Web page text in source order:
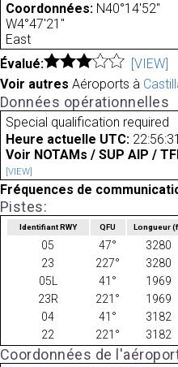
Coordonnées: N40°14'52"
W4°47'21"
East
Évalué:
[VIEW]
Voir autres Aéroports à
Données opérationnelles
Special qualification required
Heure actuelle UTC: 22:56:31
Voir NOTAMs / SUP AIP /
[VIEW]
Fréquences de
Pistes:
Identifiant RWY QFU Longueur
05 47° 3280
23
227° 3280
05L
41° 1969
23R
221° 1969
04
41° 3182
22
221° 3182
Coordonnées de